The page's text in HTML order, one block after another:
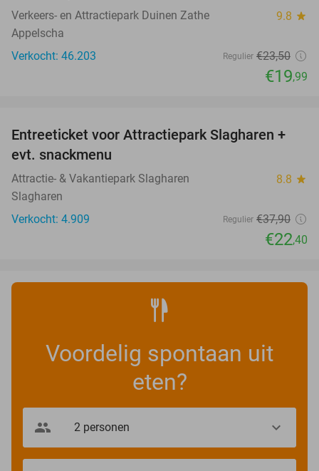
Verkeers- en Attractiepark Duinen Zathe 9.8 star
Appelscha
Verkocht: 46.203
Regulier €23,50
€19,99
41%
Entreeticket voor Attractiepark Slagharen +
evt. snackmenu
Attractie- & Vakantiepark Slagharen 8.8 star
Slagharen
Verkocht: 4.909
Regulier €37,90
€22,40
Voordelig spontaan uit
eten?